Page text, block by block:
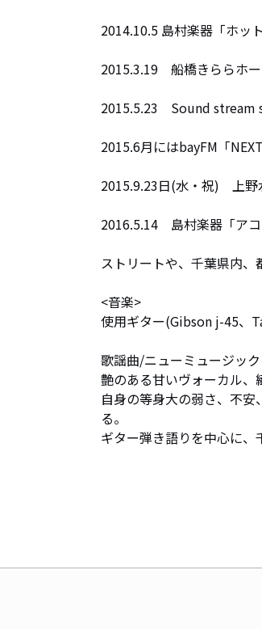
2014.10.5 島村楽器「ホッ
2015.3.19　船橋きららホ
2015.5.23　Sound stream
2015.6月にはbayFM「
2015.9.23日(水・祝)　上野
2016.5.14　島村楽器「ア
ストリートや、千葉県内、
<音楽>
使用ギター(Gibson j-45、
歌謡曲/ニューミュージッ
艶のある甘いヴォーカル、
自身の等身大の弱さ、不
る。
ギター弾き語りを中心に、